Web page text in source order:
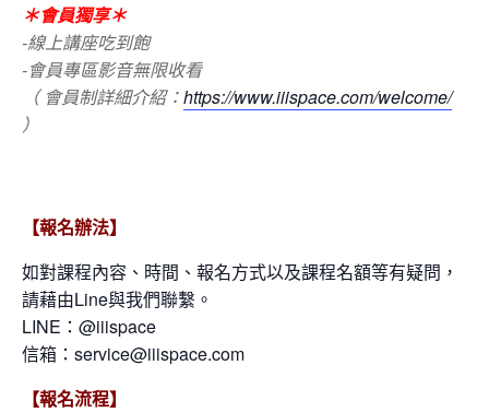
＊會員獨享＊
-線上講座吃到飽
-會員專區影音無限收看
（ 會員制詳細介紹：https://www.iiispace.com/welcome/
）
【報名辦法】
如對課程內容、時間、報名方式以及課程名額等有疑問，
請藉由Line與我們聯繫。
LINE：@iiispace
信箱：service@iiispace.com
【報名流程】